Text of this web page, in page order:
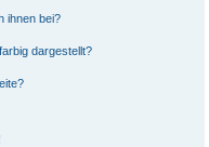
ihnen bei?
dargestellt?